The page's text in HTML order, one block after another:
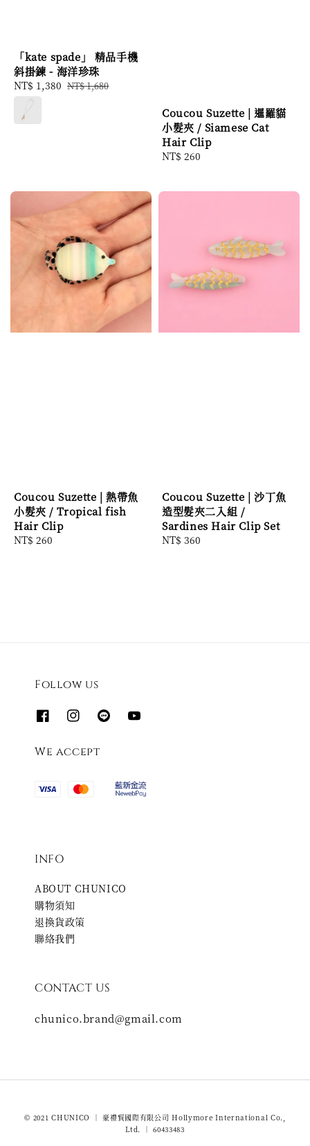
「kate spade」 精品手機
斜掛鍊 - 海洋珍珠
Sale
price
NT$ 1,380 Regular
NT$ 1,680
Coucou Suzette | 暹羅貓
小髮夾 / Siamese Cat
Hair Clip
Regular
NT$ 260
Coucou Suzette | 熱帶魚
小髮夾 / Tropical fish
Hair Clip
Regular
NT$ 260
Coucou Suzette | 沙丁魚
造型髮夾二入組 /
Sardines Hair Clip Set
Regular
NT$ 360
Follow us
We accept
INFO
ABOUT CHUNICO
購物須知
退換貨政策
聯絡我們
CONTACT US
chunico.brand@gmail.com
© 2021 CHUNICO ｜ 豪禮貿國際有限公司 Hollymore International Co.,
Ltd. ｜ 60433483